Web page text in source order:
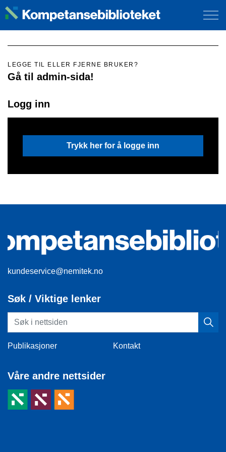
Logg inn
Trykk her for å logge inn
LEGGE TIL ELLER FJERNE BRUKER?
Gå til admin-sida!
kundeservice@nemitek.no
Søk / Viktige lenker
Publikasjoner Kontakt
Våre andre nettsider